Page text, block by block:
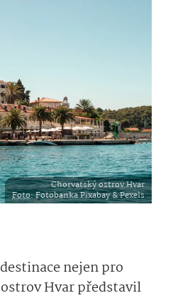
Chorvatský ostrov Hvar
Foto: Fotobanka Pixabay & Pexels
nejen pro
Hvar představil